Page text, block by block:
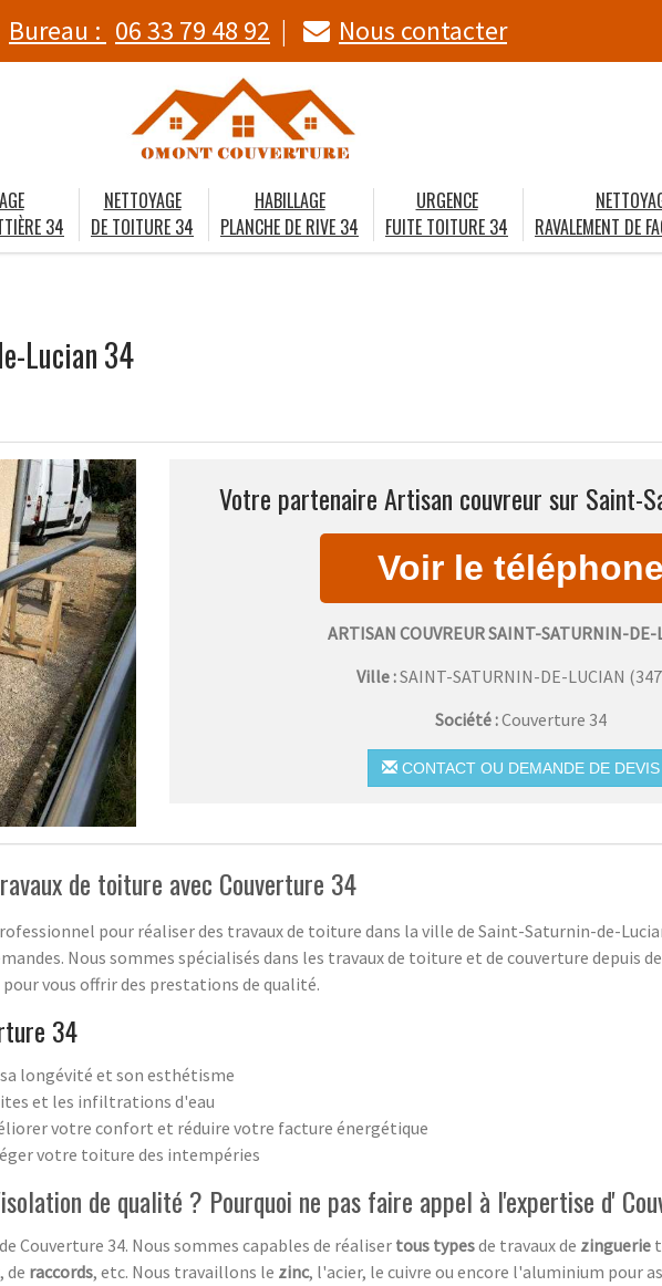
Bureau : 06 33 79 48 92 Nous contacter
34
NETTOYAGE
DE TOITURE 34
HABILLAGE
PLANCHE DE RIVE 34
URGENCE
FUITE TOITURE 34
RAVALEMENT DE
Lucian 34
Votre partenaire Artisan couvreur sur Saint-
ARTISAN COUVREUR SAINT-SATURNIN-DE-
Ville :SAINT-SATURNIN-DE-LUCIAN (
Société :Couverture 34
CONTACT OU DEMANDE DE DEVIS
de toiture avec Couverture 34
pour réaliser des travaux de toiture dans la ville de Saint-Saturnin-de-
Nous sommes spécialisés dans les travaux de toiture et de couverture depuis
vous offrir des prestations de qualité.
34
longévité et son esthétisme
et les infiltrations d'eau
votre confort et réduire votre facture énergétique
votre toiture des intempéries
de qualité ? Pourquoi ne pas faire appel à l'expertise d'
Couverture 34. Nous sommes capables de réaliser tous typesde travaux de zinguerie
, de raccords, etc. Nous travaillons le zinc, l'acier, le cuivre ou encore l'aluminium pour